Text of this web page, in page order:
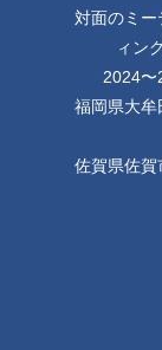
対面のミー
ィン
2024〜
福岡県大牟
佐賀県佐賀